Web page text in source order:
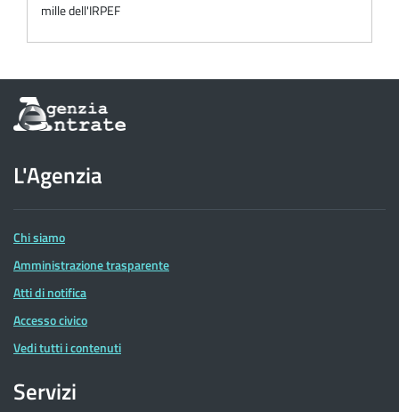
mille dell'IRPEF
Informazioni
sul
dell'Agenzia
delle
Entrate
L'Agenzia
Chi siamo
Amministrazione trasparente
Atti di notifica
Accesso civico
Vedi tutti i contenuti
Servizi